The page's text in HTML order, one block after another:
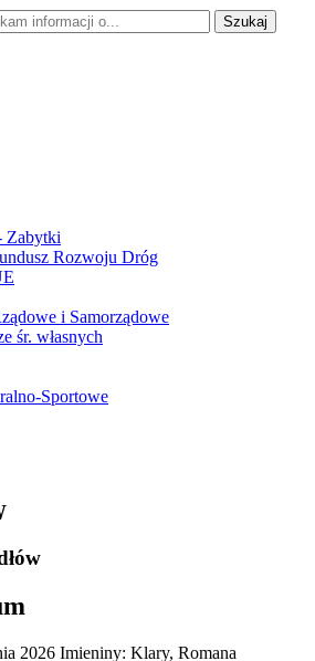
Szukaj
Zabytki
Rozwoju Dróg
i Samorządowe
śr. własnych
Sportowe
2026 Imieniny: Klary, Romana